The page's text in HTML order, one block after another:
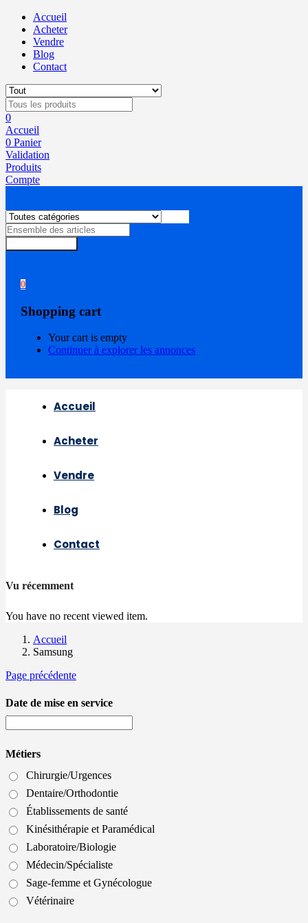
Accueil
Acheter
Vendre
Blog
Contact
0
Accueil
0 Panier
Validation
Produits
Compte
0
Shopping cart
Your cart is empty
Continuer à explorer les annonces
Accueil
Acheter
Vendre
Blog
Contact
Vu récemment
You have no recent viewed item.
Accueil
Samsung
Page précédente
Date de mise en service
Métiers
Chirurgie/Urgences
Dentaire/Orthodontie
Établissements de santé
Kinésithérapie et Paramédical
Laboratoire/Biologie
Médecin/Spécialiste
Sage-femme et Gynécologue
Vétérinaire